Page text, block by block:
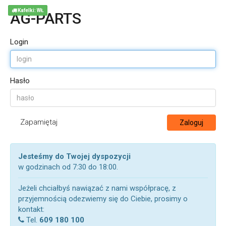
AG-PARTS
Login
Hasło
Zapamiętaj Zaloguj
Jesteśmy do Twojej dyspozycji
w godzinach od 7:30 do 18:00.
Jeżeli chciałbyś nawiązać z nami współpracę, z
przyjemnością odezwiemy się do Ciebie, prosimy o
kontakt:
Tel. 609 180 100
Kafelki: WŁ